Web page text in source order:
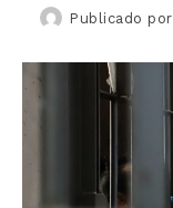
Publicado por